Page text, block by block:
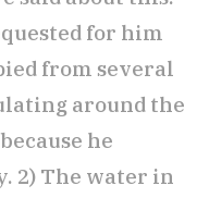
for him
from several
around the
he
2) The water in